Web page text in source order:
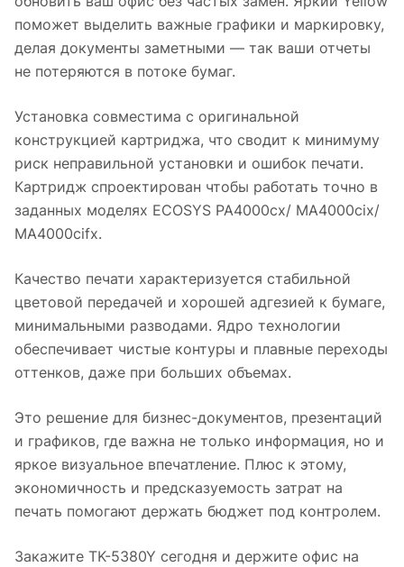
поможет выделить важные графики и маркировку,
делая документы заметными — так ваши отчеты
не потеряются в потоке бумаг.
Установка совместима с оригинальной
конструкцией картриджа, что сводит к минимуму
риск неправильной установки и ошибок печати.
Картридж спроектирован чтобы работать точно в
заданных моделях ECOSYS PA4000cx/ MA4000cix/
MA4000cifx.
Качество печати характеризуется стабильной
цветовой передачей и хорошей адгезией к бумаге,
минимальными разводами. Ядро технологии
обеспечивает чистые контуры и плавные переходы
оттенков, даже при больших объемах.
Это решение для бизнес-документов, презентаций
и графиков, где важна не только информация, но и
яркое визуальное впечатление. Плюс к этому,
экономичность и предсказуемость затрат на
печать помогают держать бюджет под контролем.
Закажите TK-5380Y сегодня и держите офис на